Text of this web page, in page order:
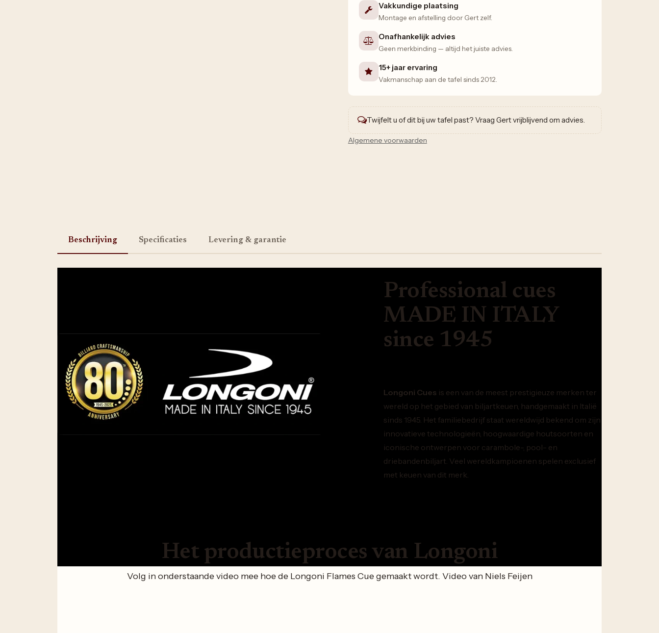
Vakkundige plaatsing
Montage en afstelling door Gert zelf.
Onafhankelijk advies
Geen merkbinding — altijd het juiste advies.
15+ jaar ervaring
Vakmanschap aan de tafel sinds 2012.
Twijfelt u of dit bij uw tafel past? Vraag Gert vrijblijvend om advies.
Algemene voorwaarden
Beschrijving Specificaties Levering & garantie
Professional cues
MADE IN ITALY
since 1945
Longoni Cues is een van de meest prestigieuze merken ter
wereld op het gebied van biljartkeuen, handgemaakt in Italië
sinds 1945. Het familiebedrijf staat wereldwijd bekend om zijn
innovatieve technologieën, hoogwaardige houtsoorten en
iconische ontwerpen voor carambole-, pool- en
driebandenbiljart. Veel wereldkampioenen spelen exclusief
met keuen van dit merk.
Het productieproces van Longoni
Volg in onderstaande video mee hoe de Longoni Flames Cue gemaakt wordt. Video van Niels Feijen